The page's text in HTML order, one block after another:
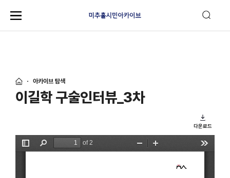
아카이브 탐색
이길학 구술인터뷰_3차
다운로드